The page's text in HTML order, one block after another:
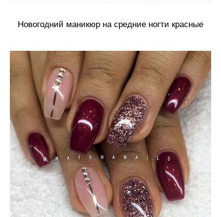
Новогодний маникюр на средние ногти красные